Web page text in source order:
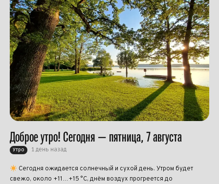
Доброе утро! Сегодня — пятница, 7 августа
Утро 1 день назад
Сегодня ожидается солнечный и сухой день. Утром будет
свежо, около +11…+15 °C, днём воздух прогреется до